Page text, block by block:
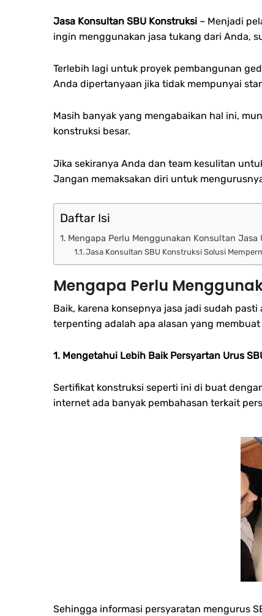
Jasa Konsultan SBU Konstruksi – Menjadi
ingin menggunakan jasa tukang dari Anda,
Terlebih lagi untuk proyek pembangunan
Anda dipertanyaan jika tidak mempunyai
Masih banyak yang mengabaikan hal ini,
konstruksi besar.
Jika sekiranya Anda dan team kesulitan
Jangan memaksakan diri untuk
Daftar Isi
Mengapa Perlu Menggunakan Konsultan Jasa
Jasa Konsultan SBU Konstruksi Solusi
Mengapa Perlu
Baik, karena konsepnya jasa jadi sudah
terpenting adalah apa alasan yang
1. Mengetahui Lebih Baik Persyartan Urus
Sertifikat konstruksi seperti ini di buat
internet ada banyak pembahasan terkait
Sehingga informasi persyaratan mengurus